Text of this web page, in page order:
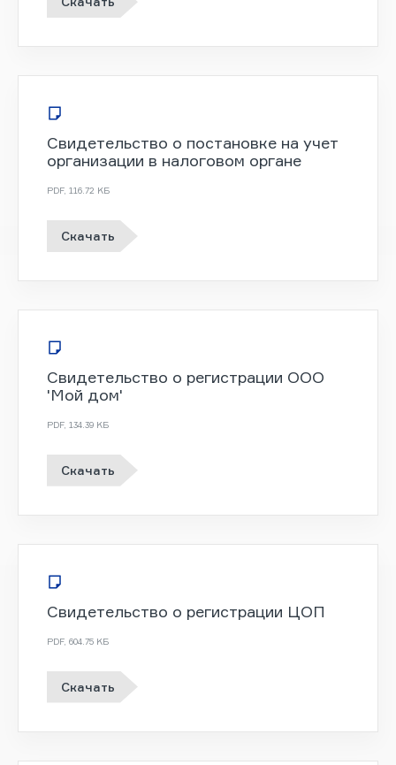
Свидетельство о постановке на учет
организации в налоговом органе
PDF, 116.72 KБ
Скачать
Свидетельство о регистрации ООО
'Мой дом'
PDF, 134.39 KБ
Скачать
Свидетельство о регистрации ЦОП
PDF, 604.75 KБ
Скачать